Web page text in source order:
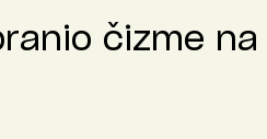
čizme